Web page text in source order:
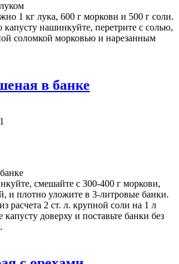
1 кг лука, 600 г моркови и 500 г соли.
нашинкуйте, перетрите с солью,
соломкой морковью и нарезанным
в банке
смешайте с 300-400 г моркови,
и плотно уложите в 3-литровые банки.
расчета 2 ст. л. крупной соли на 1 л
капусту доверху и поставьте банки без